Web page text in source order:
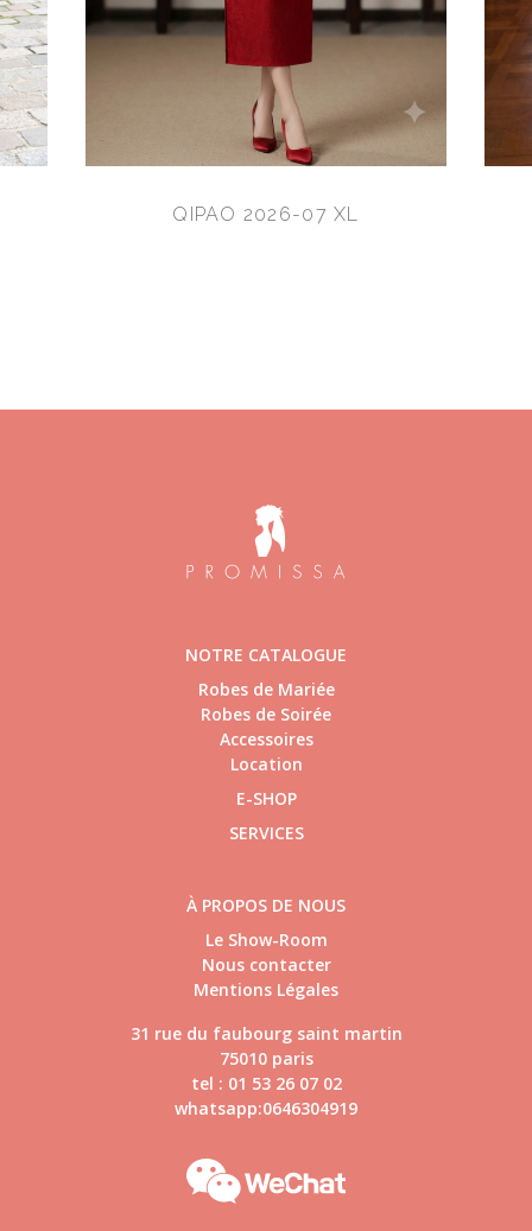
QIPAO 2026-07 XL
NOTRE CATALOGUE
Robes de Mariée
Robes de Soirée
Accessoires
Location
E-SHOP
SERVICES
À PROPOS DE NOUS
Le Show-Room
Nous contacter
Mentions Légales
31 rue du faubourg saint martin
75010 paris
tel : 01 53 26 07 02
whatsapp:0646304919